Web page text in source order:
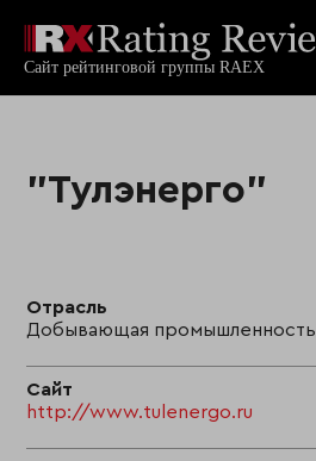
"Тулэнерго"
Отрасль
Добывающая промышленность
Сайт
http://www.tulenergo.ru